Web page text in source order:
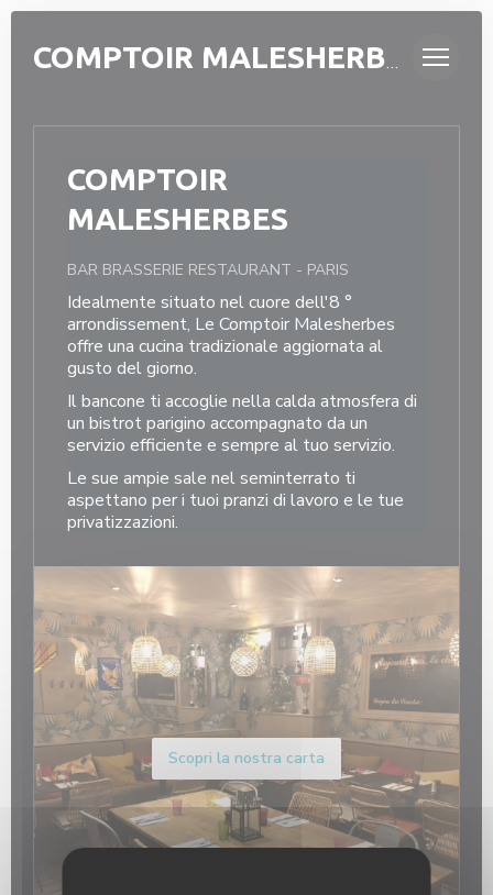
Personalizzazione delle tue scelte sui cookie
COMPTOIR MALESHERBES
COMPTOIR
MALESHERBES
BAR BRASSERIE RESTAURANT - PARIS
Idealmente situato nel cuore dell'8 °
arrondissement, Le Comptoir Malesherbes
offre una cucina tradizionale aggiornata al
gusto del giorno.
Il bancone ti accoglie nella calda atmosfera di
un bistrot parigino accompagnato da un
servizio efficiente e sempre al tuo servizio.
Le sue ampie sale nel seminterrato ti
aspettano per i tuoi pranzi di lavoro e le tue
privatizzazioni.
Scopri la nostra carta